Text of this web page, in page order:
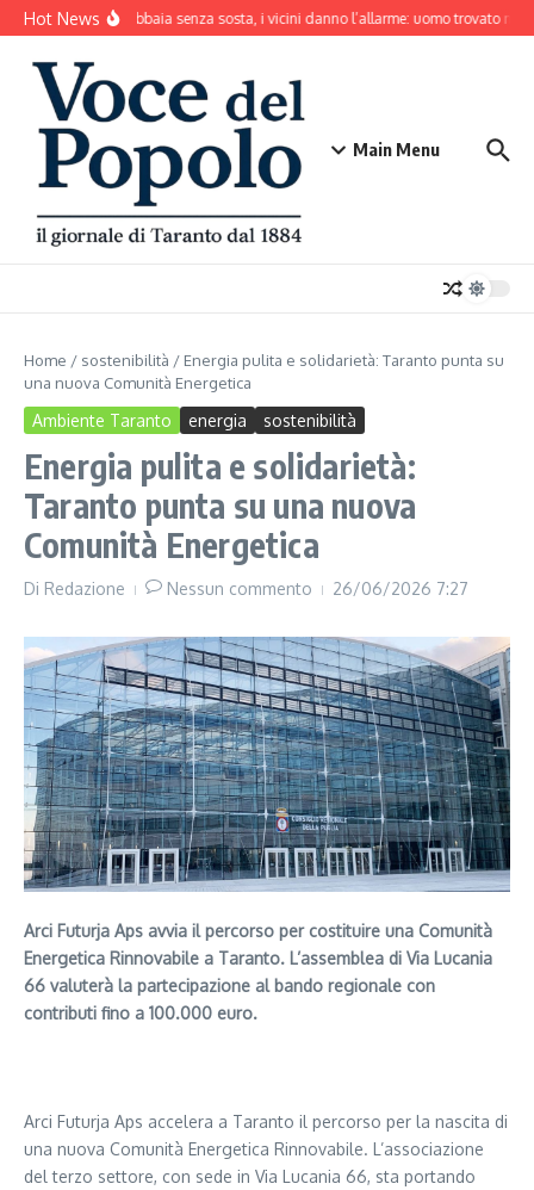
Salta al contenuto
Hot NewsIl cane abbaia senza sosta, i vicini danno l’allarme: uomo trovato
Main Menu
Home / sostenibilità / Energia pulita e solidarietà: Taranto punta su
una nuova Comunità Energetica
Ambiente Taranto energia sostenibilità
Energia pulita e solidarietà:
Taranto punta su una nuova
Comunità Energetica
Di Redazione Nessun commento 26/06/2026 7:27
Arci Futurja Aps avvia il percorso per costituire una Comunità
Energetica Rinnovabile a Taranto. L’assemblea di Via Lucania
66 valuterà la partecipazione al bando regionale con
contributi fino a 100.000 euro.
Arci Futurja Aps accelera a Taranto il percorso per la nascita di
una nuova Comunità Energetica Rinnovabile. L’associazione
del terzo settore, con sede in Via Lucania 66, sta portando